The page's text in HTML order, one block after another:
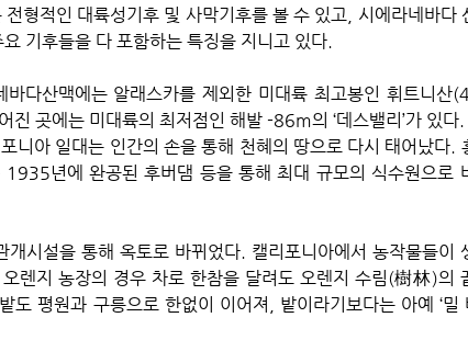
형적인 대륙성기후 및 사막기후를 볼 수 있고, 시에라네바다
기후들을 다 포함하는 특징을 지니고 있다.
다산맥에는 알래스카를 제외한 미대륙 최고봉인 휘트니산
곳에는 미대륙의 최저점인 해발 -86m의 ‘데스밸리’가 있다.
니아 일대는 인간의 손을 통해 천혜의 땅으로 다시 태어났다.
년에 완공된 후버댐 등을 통해 최대 규모의 식수원으로
시설을 통해 옥토로 바뀌었다. 캘리포니아에서 농작물들이
렌지 농장의 경우 차로 한참을 달려도 오렌지 수림(樹林)의
평원과 구릉으로 한없이 이어져, 밭이라기보다는 아예 ‘밀